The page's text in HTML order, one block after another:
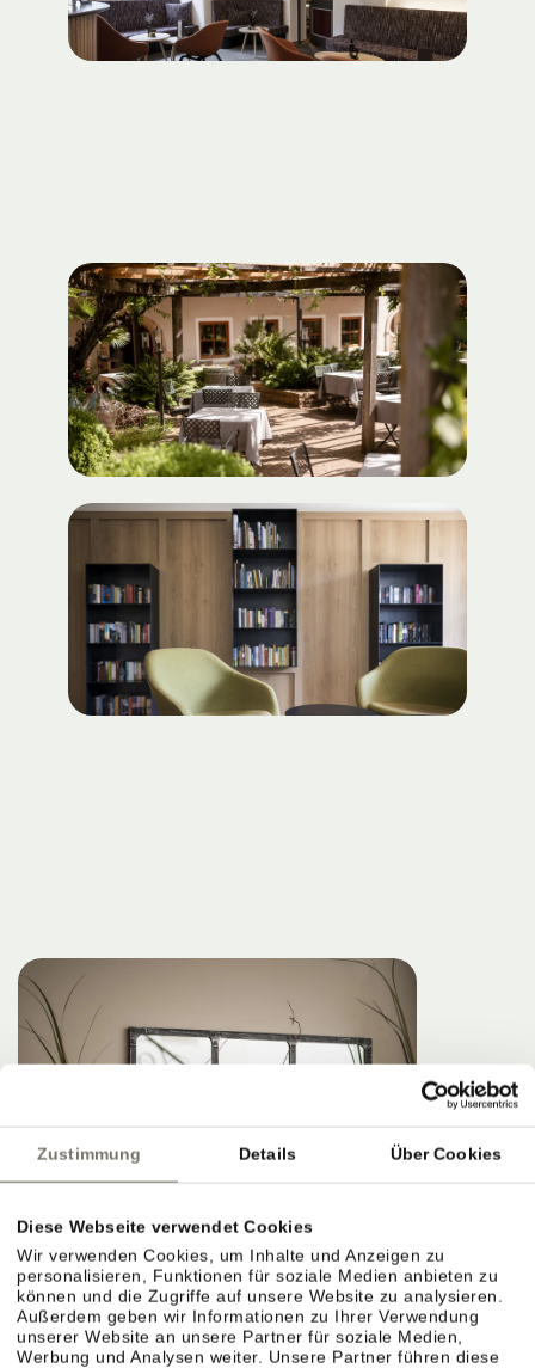
Zustimmung Details Über Cookies
Diese Webseite verwendet Cookies
Wir verwenden Cookies, um Inhalte und Anzeigen zu
personalisieren, Funktionen für soziale Medien anbieten zu
können und die Zugriffe auf unsere Website zu analysieren.
Außerdem geben wir Informationen zu Ihrer Verwendung
unserer Website an unsere Partner für soziale Medien,
Werbung und Analysen weiter. Unsere Partner führen diese